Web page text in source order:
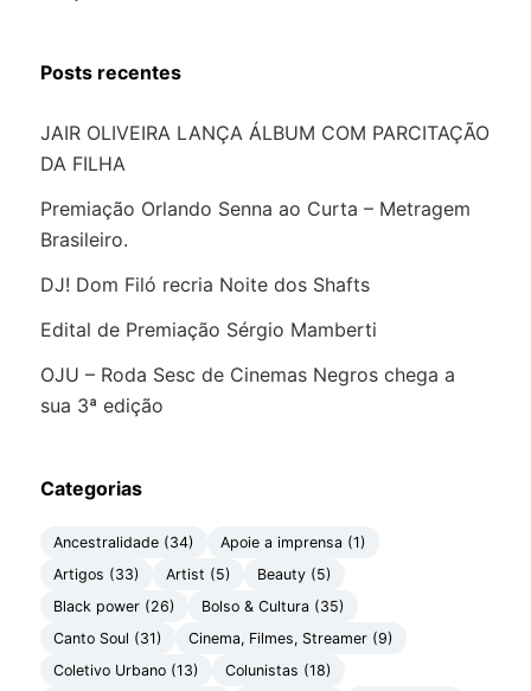
Posts recentes
JAIR OLIVEIRA LANÇA ÁLBUM COM PARCITAÇÃO
DA FILHA
Premiação Orlando Senna ao Curta – Metragem
Brasileiro.
DJ! Dom Filó recria Noite dos Shafts
Edital de Premiação Sérgio Mamberti
OJU – Roda Sesc de Cinemas Negros chega a
sua 3ª edição
Categorias
Ancestralidade (34)
Apoie a imprensa (1)
Artigos (33)
Artist (5)
Beauty (5)
Black power (26)
Bolso & Cultura (35)
Canto Soul (31)
Cinema, Filmes, Streamer (9)
Coletivo Urbano (13)
Colunistas (18)